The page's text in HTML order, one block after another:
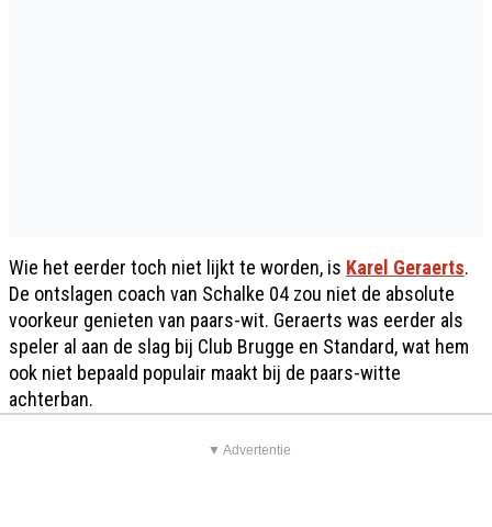
Wie het eerder toch niet lijkt te worden, is Karel Geraerts.
De ontslagen coach van Schalke 04 zou niet de absolute
voorkeur genieten van paars-wit. Geraerts was eerder als
speler al aan de slag bij Club Brugge en Standard, wat hem
ook niet bepaald populair maakt bij de paars-witte
achterban.
▼ Advertentie